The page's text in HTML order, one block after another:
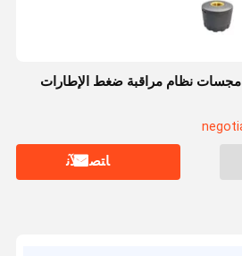
2.4 جيجا هرتز بلوتوث 10 مجسات نظام مراقبة ضغط الإطارات
ﺎﺘﺼﻟ ﺍﻶﻧ